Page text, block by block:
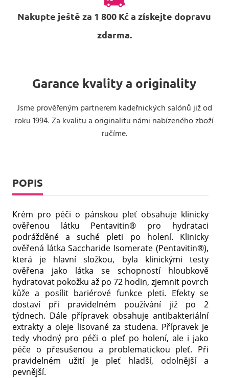
Nakupte ještě za 1 800 Kč a získejte dopravu
zdarma.
Garance kvality a originality
Jsme prověřeným partnerem kadeřnických salónů již od
roku 1994. Za kvalitu a originalitu námi nabízeného zboží
ručíme.
POPIS
Krém pro péči o pánskou pleť obsahuje klinicky
ověřenou látku Pentavitin® pro hydrataci
podrážděné a suché pleti po holení. Klinicky
ověřená látka Saccharide Isomerate (Pentavitin®),
která je hlavní složkou, byla klinickými testy
ověřena jako látka se schopností hloubkově
hydratovat pokožku až po 72 hodin, zjemnit povrch
kůže a posílit bariérové funkce pleti. Efekty se
dostaví při pravidelném používání již po 2
týdnech. Dále přípravek obsahuje antibakteriální
extrakty a oleje lisované za studena. Přípravek je
tedy vhodný pro péči o pleť po holení, ale i jako
péče o přesušenou a problematickou pleť. Při
pravidelném užití je pleť hladší, odolnější a
pevnější.